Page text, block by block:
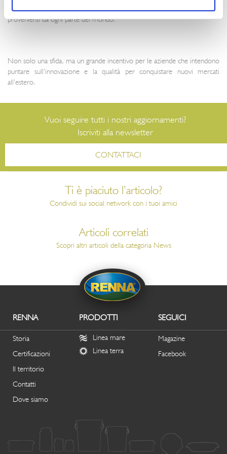
opportunità per interfacciarsi ogni giorno con persone del settore food
provenienti da ogni parte del mondo.
Non solo una sfida, ma un grande incentivo per le aziende che intendono
puntare sull’innovazione e la qualità per conquistare nuovi mercati
all’estero.
Vuoi seguire tutti i nostri aggiornamenti?
Iscriviti alla newsletter
CONTATTACI
Ti è piaciuto l’articolo?
Condividi sui social network con i tuoi amici
Articoli correlati
Scopri altri articoli della categoria News
RENNA
Storia
Certificazioni
Il territorio
Contatti
Dove siamo
PRODOTTI
Linea mare
Linea terra
SEGUICI
Magazine
Facebook